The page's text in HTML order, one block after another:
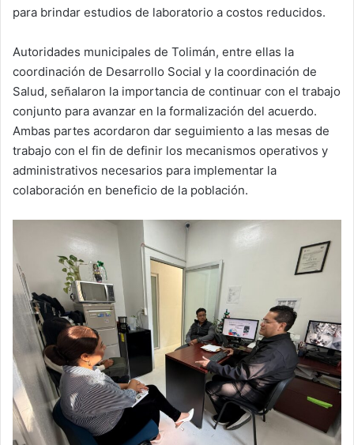
para brindar estudios de laboratorio a costos reducidos.
Autoridades municipales de Tolimán, entre ellas la
coordinación de Desarrollo Social y la coordinación de
Salud, señalaron la importancia de continuar con el trabajo
conjunto para avanzar en la formalización del acuerdo.
Ambas partes acordaron dar seguimiento a las mesas de
trabajo con el fin de definir los mecanismos operativos y
administrativos necesarios para implementar la
colaboración en beneficio de la población.